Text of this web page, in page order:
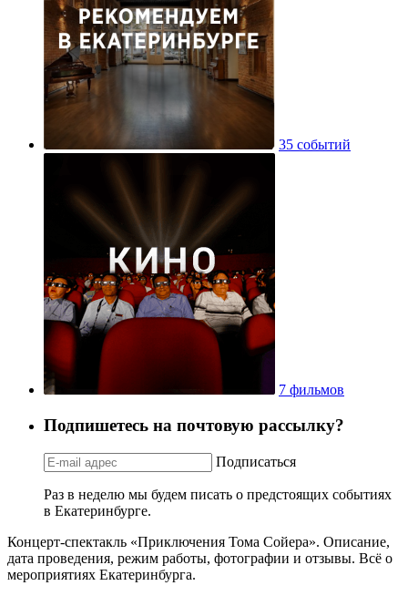
35 событий
7 фильмов
Подпишетесь на почтовую рассылку?
Подписаться
Раз в неделю мы будем писать о предстоящих событиях
в Екатеринбурге.
Концерт-спектакль «Приключения Тома Сойера». Описание,
дата проведения, режим работы, фотографии и отзывы. Всё о
мероприятиях Екатеринбурга.